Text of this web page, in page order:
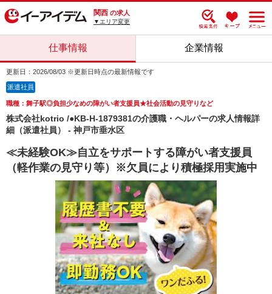
関西 の求人
▼エリア変更
仕事情報 企業情報
更新日：2026/08/03 ※更新日時点の最新情報です
派遣社員
職種：舞子駅◎負担少なめの障がい者支援員★社会活動の見守りなど
株式会社kotrio /●KB-H-1879381の介護職・ヘルパーの求人情報詳
細（派遣社員） - 神戸市垂水区
≪未経験OK≫自立をサポートする障がい者支援員
（軽作業の見守り等）※欠員により積極採用実施中